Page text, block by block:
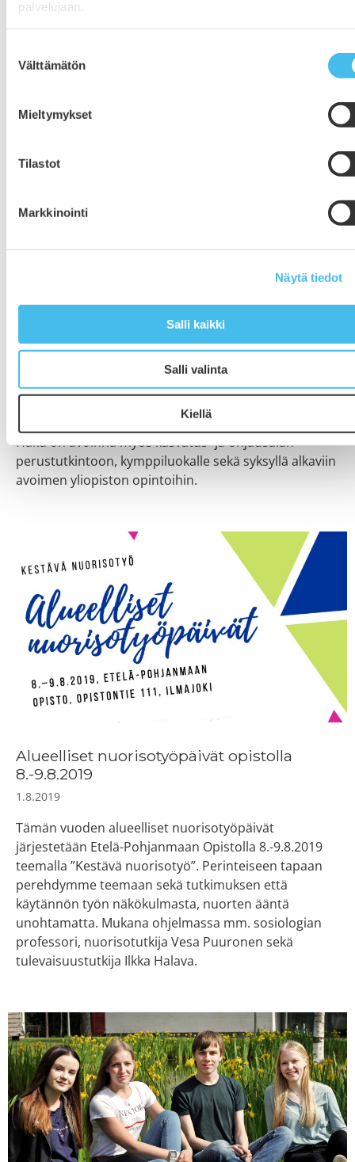
palvelujaan.
valinta
Välttämätön
Mieltymykset
Tilastot
Markkinointi
Näytä tiedot
Salli kaikki
Salli valinta
Kiellä
opintoihin
Etelä-Pohjanmaan Opistolla on käynnissä elokuun
loppuun saakka lisähaku lukuvuoden 2019-2020
kansanopiston vuoden kestävistä opintolinjoista.
Haku on avoinna myös kasvatus- ja ohjausalan
perustutkintoon, kymppiluokalle sekä syksyllä alkaviin
avoimen yliopiston opintoihin.
Alueelliset nuorisotyöpäivät opistolla
8.-9.8.2019
1.8.2019
Tämän vuoden alueelliset nuorisotyöpäivät
järjestetään Etelä-Pohjanmaan Opistolla 8.-9.8.2019
teemalla ”Kestävä nuorisotyö”. Perinteiseen tapaan
perehdymme teemaan sekä tutkimuksen että
käytännön työn näkökulmasta, nuorten ääntä
unohtamatta. Mukana ohjelmassa mm. sosiologian
professori, nuorisotutkija Vesa Puuronen sekä
tulevaisuustutkija Ilkka Halava.